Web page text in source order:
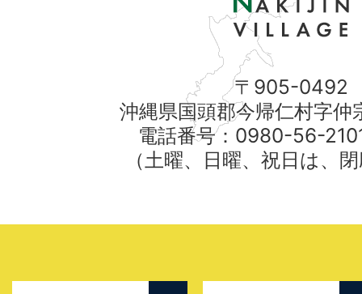
〒905-0492
沖縄県国頭郡今帰仁村字仲
電話番号：0980-56-
（土曜、日曜、祝日は、